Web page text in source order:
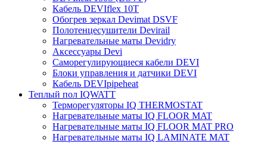
Кабель DEVIflex 10T
Обогрев зеркал Devimat DSVF
Полотенцесушители Devirail
Нагревательные маты Devidry
Аксессуары Devi
Саморегулирующиеся кабели DEVI
Блоки управления и датчики DEVI
Кабель DEVIpipeheat
Теплый пол IQWATT
Терморегуляторы IQ THERMOSTAT
Нагревательные маты IQ FLOOR MAT
Нагревательные маты IQ FLOOR MAT PRO
Нагревательные маты IQ LAMINATE MAT